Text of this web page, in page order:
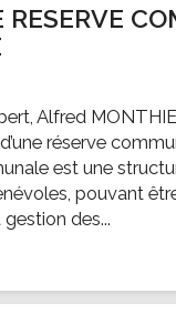
d'Action Social
de
LE
Alfred
réserve
est une
pouvant
des...